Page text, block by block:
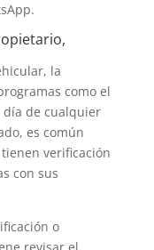
la
como el
día de cualquier
es común
verificación
con sus
o